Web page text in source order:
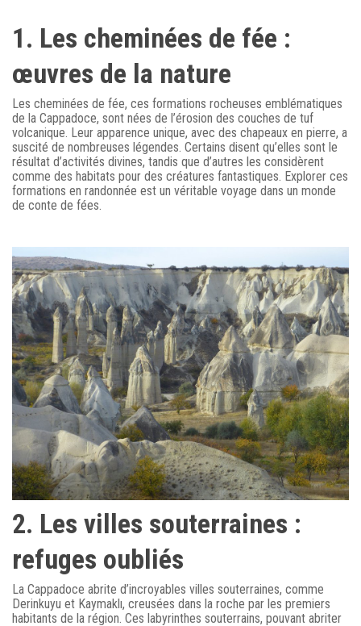
1. Les cheminées de fée :
œuvres de la nature
Les cheminées de fée, ces formations rocheuses emblématiques
de la Cappadoce, sont nées de l’érosion des couches de tuf
volcanique. Leur apparence unique, avec des chapeaux en pierre, a
suscité de nombreuses légendes. Certains disent qu’elles sont le
résultat d’activités divines, tandis que d’autres les considèrent
comme des habitats pour des créatures fantastiques. Explorer ces
formations en randonnée est un véritable voyage dans un monde
de conte de fées.
2. Les villes souterraines :
refuges oubliés
La Cappadoce abrite d’incroyables villes souterraines, comme
Derinkuyu et Kaymaklı, creusées dans la roche par les premiers
habitants de la région. Ces labyrinthes souterrains, pouvant abriter